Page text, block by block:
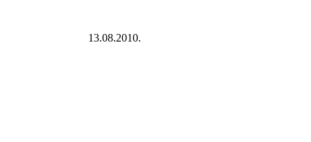
13.08.2010.